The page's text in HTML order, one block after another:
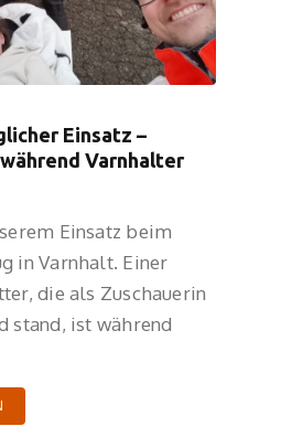
Einsatz –
Varnhalter
Einsatz beim
in Varnhalt. Einer
die als Zuschauerin
stand, ist während